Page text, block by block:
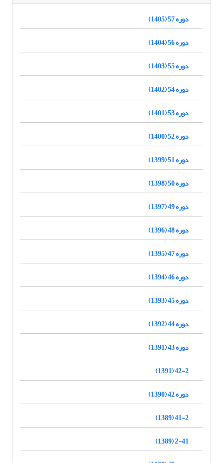
دوره 57 (1405)
دوره 56 (1404)
دوره 55 (1403)
دوره 54 (1402)
دوره 53 (1401)
دوره 52 (1400)
دوره 51 (1399)
دوره 50 (1398)
دوره 49 (1397)
دوره 48 (1396)
دوره 47 (1395)
دوره 46 (1394)
دوره 45 (1393)
دوره 44 (1392)
دوره 43 (1391)
42-2 (1391)
دوره 42 (1390)
41-2 (1389)
2-41 (1389)